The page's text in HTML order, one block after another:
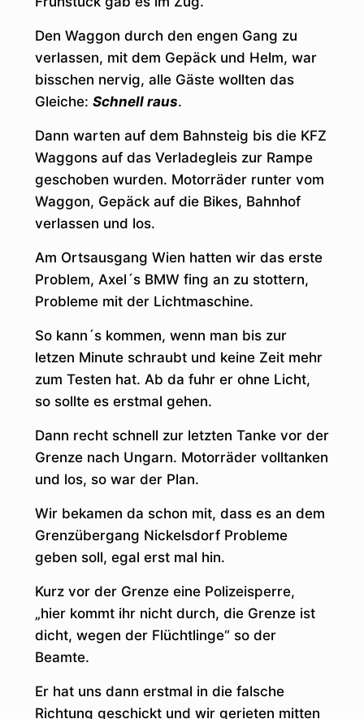
Den Waggon durch den engen Gang zu
verlassen, mit dem Gepäck und Helm, war
bisschen nervig, alle Gäste wollten das
Gleiche: Schnell raus.
Dann warten auf dem Bahnsteig bis die KFZ
Waggons auf das Verladegleis zur Rampe
geschoben wurden. Motorräder runter vom
Waggon, Gepäck auf die Bikes, Bahnhof
verlassen und los.
Am Ortsausgang Wien hatten wir das erste
Problem, Axel´s BMW fing an zu stottern,
Probleme mit der Lichtmaschine.
So kann´s kommen, wenn man bis zur
letzen Minute schraubt und keine Zeit mehr
zum Testen hat. Ab da fuhr er ohne Licht,
so sollte es erstmal gehen.
Dann recht schnell zur letzten Tanke vor der
Grenze nach Ungarn. Motorräder volltanken
und los, so war der Plan.
Wir bekamen da schon mit, dass es an dem
Grenzübergang Nickelsdorf Probleme
geben soll, egal erst mal hin.
Kurz vor der Grenze eine Polizeisperre,
„hier kommt ihr nicht durch, die Grenze ist
dicht, wegen der Flüchtlinge“ so der
Beamte.
Er hat uns dann erstmal in die falsche
Richtung geschickt und wir gerieten mitten